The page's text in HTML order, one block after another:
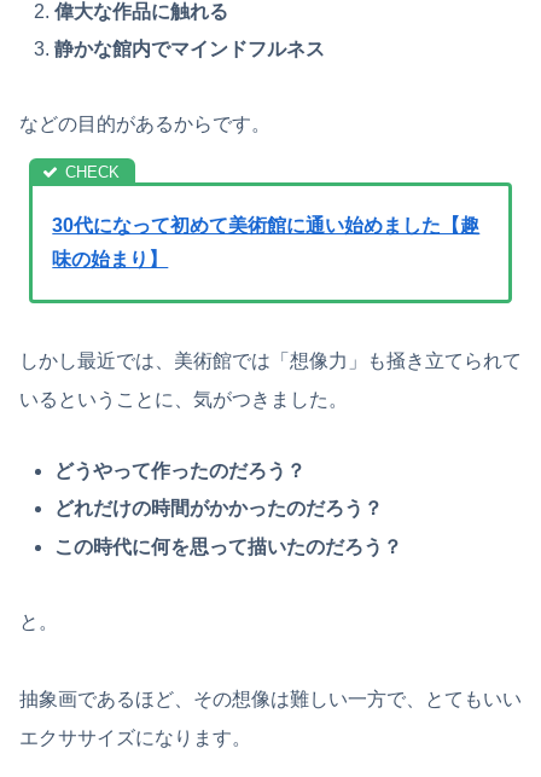
偉大な作品に触れる
静かな館内でマインドフルネス
などの目的があるからです。
30代になって初めて美術館に通い始めました【趣
味の始まり】
しかし最近では、美術館では「想像力」も掻き立てられて
いるということに、気がつきました。
どうやって作ったのだろう？
どれだけの時間がかかったのだろう？
この時代に何を思って描いたのだろう？
と。
抽象画であるほど、その想像は難しい一方で、とてもいい
エクササイズになります。